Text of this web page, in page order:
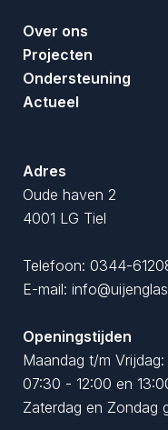
Over ons
Projecten
Ondersteuning
Actueel
Adres
Oude haven 2
4001 LG Tiel
Telefoon: 0344-
E-mail:
Openingstijden
Maandag t/m Vrijdag:
07:30 - 12:00 en
Zaterdag en Zondag